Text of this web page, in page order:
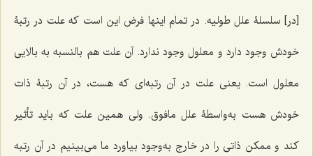
[در] سلسلۀ علل طولیه. در تمام اینها فرض این است که علت در رتبۀ
خودش وجود دارد و معلول وجود ندارد. آن علت هم بالنسبه به بالایى
معلول است. یعنى علت در آن رتبه‌اى که هست، در آن رتبۀ ذات
خودش هست به‌واسطۀ علل مافوق. ولى همین علت که باید تأثیر
کند و ممکن ذاتى را در خارج به‌وجود بیاورد ما مى‌بینیم در آن رتبه